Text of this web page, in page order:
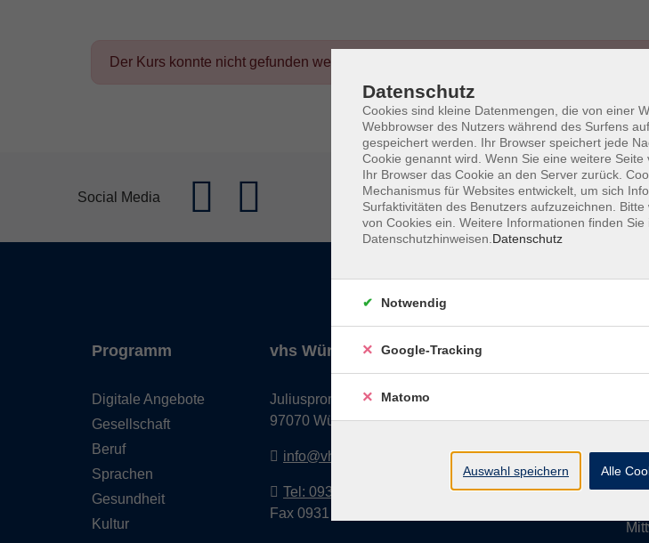
Der Kurs konnte nicht gefunden werden.
Social Media Impressum AGBs
Programm
Digitale Angebote
Gesellschaft
Beruf
Sprachen
Gesundheit
Kultur
vhs Würzburg & Umgebung e. V.
Juliuspromenade 68
97070 Würzburg
info@vhs-wuerzburg.de
Tel: 0931 35593 0
Fax 0931 35593-20
Datenschutz
Cookies sind kleine Datenmengen, die von einer
Webbrowser des Nutzers während des Surfens
gespeichert werden. Ihr Browser speichert jede
Cookie genannt wird. Wenn Sie eine weitere
Ihr Browser das Cookie an den Server zurück.
Mechanismus für Websites entwickelt, um sich
Surfaktivitäten des Benutzers aufzuzeichnen.
von Cookies ein. Weitere Informationen finden Sie
Datenschutzhinweisen. Datenschutz
Notwendig
Google-Tracking
Matomo
Auswahl speichern Alle